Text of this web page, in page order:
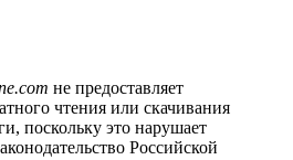
не предоставляет
чтения или скачивания
поскольку это нарушает
Российской